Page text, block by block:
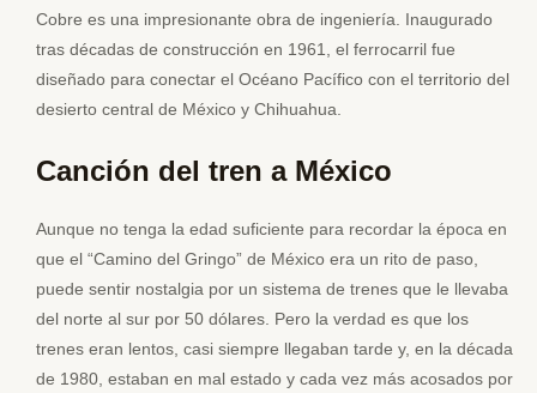
Cobre es una impresionante obra de ingeniería. Inaugurado
tras décadas de construcción en 1961, el ferrocarril fue
diseñado para conectar el Océano Pacífico con el territorio del
desierto central de México y Chihuahua.
Canción del tren a México
Aunque no tenga la edad suficiente para recordar la época en
que el “Camino del Gringo” de México era un rito de paso,
puede sentir nostalgia por un sistema de trenes que le llevaba
del norte al sur por 50 dólares. Pero la verdad es que los
trenes eran lentos, casi siempre llegaban tarde y, en la década
de 1980, estaban en mal estado y cada vez más acosados por